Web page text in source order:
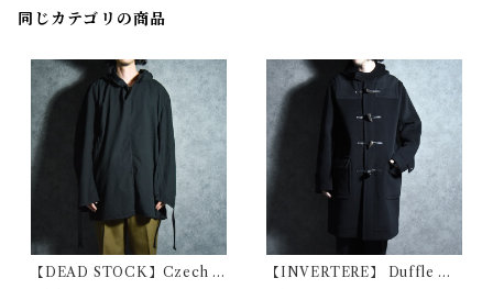
同じカテゴリの商品
【DEAD STOCK】Czech A
【INVERTERE】 Duffle Co